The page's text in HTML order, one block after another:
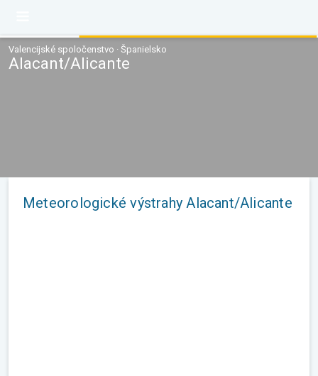
Valencijské spoločenstvo · Španielsko
Alacant/Alicante
Meteorologické výstrahy Alacant/Alicante